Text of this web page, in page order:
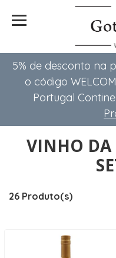
5% de desconto na
o código
Portugal
VINHO DA
26 Produto(s)